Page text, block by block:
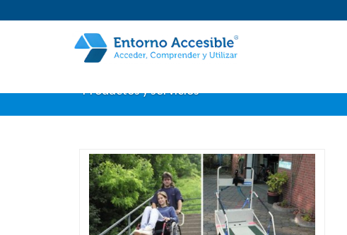
Productos y servicios